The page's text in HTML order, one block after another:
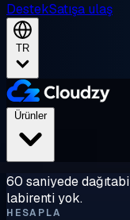
DestekSatışa ulaş
TR
Ürünler
60 saniyede
labirenti yok.
HESAPLA